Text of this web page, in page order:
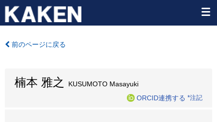
前のページに戻る
楠本 雅之
KUSUMOTO Masayuki
ORCID連携する *注記